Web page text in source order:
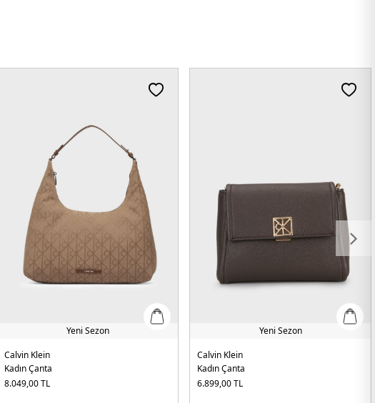
Yeni Sezon
Calvin Klein
Kadın Çanta
8.049,00TL
Yeni Sezon
Calvin Klein
Kadın Çanta
6.899,00TL